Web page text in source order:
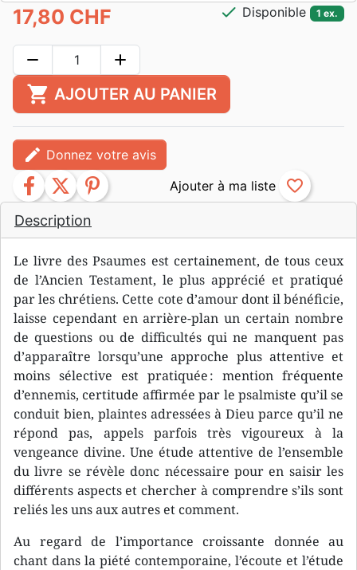
Description
Le livre des Psaumes est certainement, de tous ceux
de l’Ancien Testament, le plus apprécié et pratiqué
par les chrétiens. Cette cote d’amour dont il bénéficie,
laisse cependant en arrière-plan un certain nombre
de questions ou de difficultés qui ne manquent pas
d’apparaître lorsqu’une approche plus attentive et
moins sélective est pratiquée : mention fréquente
d’ennemis, certitude affirmée par le psalmiste qu’il se
conduit bien, plaintes adressées à Dieu parce qu’il ne
répond pas, appels parfois très vigoureux à la
vengeance divine. Une étude attentive de l’ensemble
du livre se révèle donc nécessaire pour en saisir les
différents aspects et chercher à comprendre s’ils sont
reliés les uns aux autres et comment.
Au regard de l’importance croissante donnée au
chant dans la piété contemporaine, l’écoute et l’étude
17,80 CHF check Disponible 1 ex.
remove add
shopping_cart AJOUTER AU PANIER
edit Donnez votre avis
facebook twitter pinterest favorite_border